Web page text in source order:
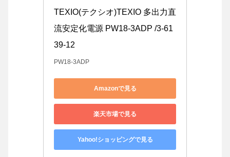
TEXIO(テクシオ)TEXIO 多出力直
流安定化電源 PW18-3ADP /3-61
39-12
PW18-3ADP
Amazonで見る
楽天市場で見る
Yahoo!ショッピングで見る